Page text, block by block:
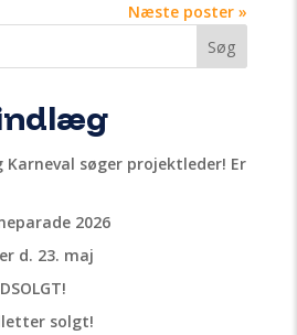
Næste poster »
Søg
Karneval søger projektleder! Er
2026
d. 23. maj
solgt!